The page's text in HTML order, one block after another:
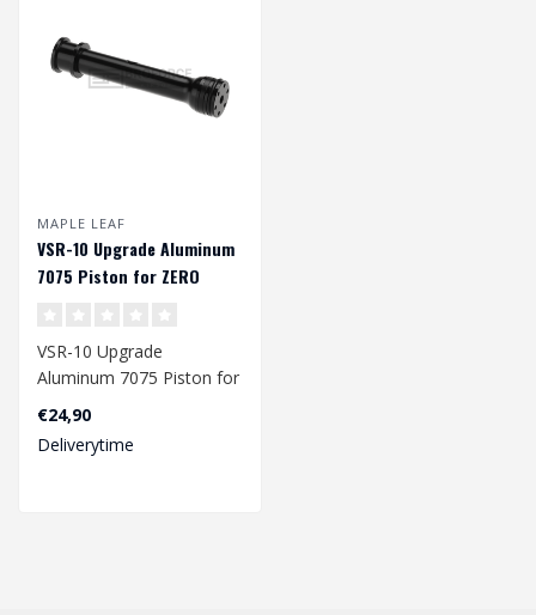
MAPLE LEAF
VSR-10 Upgrade Aluminum
7075 Piston for ZERO
VSR-10 Upgrade
Aluminum 7075 Piston for
ZERO Trigger Box
€24,90
Deliverytime